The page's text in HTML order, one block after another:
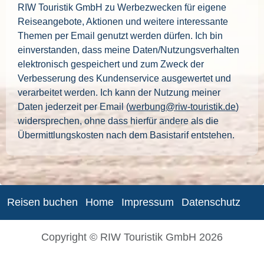
RIW Touristik GmbH zu Werbezwecken für eigene
Reiseangebote, Aktionen und weitere interessante
Themen per Email genutzt werden dürfen. Ich bin
einverstanden, dass meine Daten/Nutzungsverhalten
elektronisch gespeichert und zum Zweck der
Verbesserung des Kundenservice ausgewertet und
verarbeitet werden. Ich kann der Nutzung meiner
Daten jederzeit per Email (werbung@riw-touristik.de)
widersprechen, ohne dass hierfür andere als die
Übermittlungskosten nach dem Basistarif entstehen.
Reisen buchen Home Impressum Datenschutz
Copyright © RIW Touristik GmbH 2026